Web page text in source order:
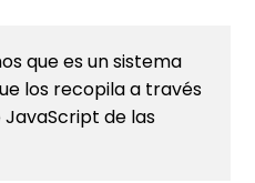
que es un sistema
los recopila a través
de las